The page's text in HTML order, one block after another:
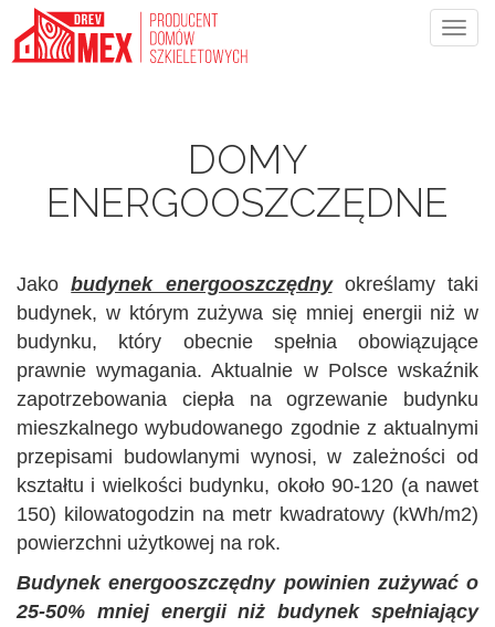
DOMY
ENERGOOSZCZĘDNE
Jakobudynek energooszczędnyokreślamy taki
budynek, w którym zużywa się mniej energii niż w
budynku, który obecnie spełnia obowiązujące
prawnie wymagania. Aktualnie w Polsce wskaźnik
zapotrzebowania ciepła na ogrzewanie budynku
mieszkalnego wybudowanego zgodnie z aktualnymi
przepisami budowlanymi wynosi, w zależności od
kształtu i wielkości budynku, około 90-120 (a nawet
150) kilowatogodzin na metr kwadratowy (kWh/m2)
powierzchni użytkowej na rok.
Budynek energooszczędny powinien zużywać o
25-50% mniej energii niż budynek spełniający